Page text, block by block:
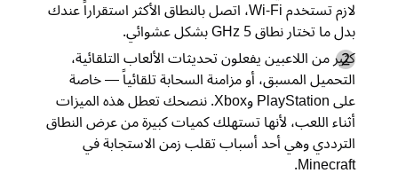
لازم تستخدم Wi‑Fi، اتصل بالنطاق الأكثر استقراراً عندك
بدل ما تختار نطاق 5 GHz بشكل عشوائي.
كثير من اللاعبين يفعلون تحديثات الألعاب التلقائية،
التحميل المسبق، أو مزامنة السحابة تلقائياً — خاصة
على PlayStation وXbox. ننصحك تعطل هذه الميزات
أثناء اللعب، لأنها تستهلك كميات كبيرة من عرض النطاق
الترددي وهي أحد أسباب تقلب زمن الاستجابة في
Minecraft.